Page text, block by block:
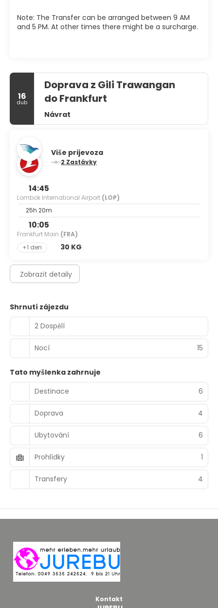
Note: The Transfer can be arranged between 9 AM
and 5 PM. At other times there might be a surcharge.
16
dub
Doprava z Gili Trawangan
do Frankfurt
Návrat
Više prijevoza
2 Zastávky
14:45
Lombok International Airport (LOP)
25h 20m
10:05
Frankfurt Main (FRA)
+1 den
30 KG
Zobrazit detaily
Shrnutí zájezdu
2 Dospělí
Nocí 15
Tato myšlenka zahrnuje
Destinace
6
Doprava 4
Ubytování 6
Prohlídky 1
Transfery 4
Kontakt